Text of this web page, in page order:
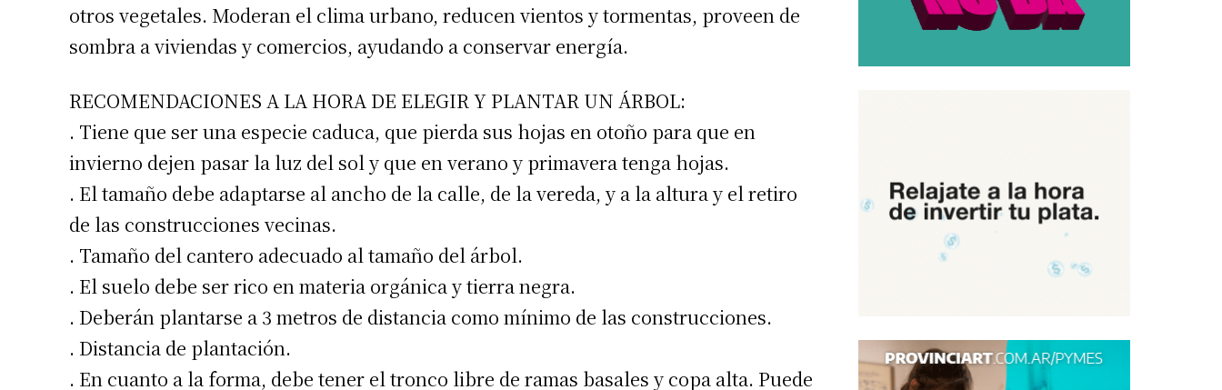
otros vegetales. Moderan el clima urbano, reducen vientos y tormentas, proveen de
sombra a viviendas y comercios, ayudando a conservar energía.
RECOMENDACIONES A LA HORA DE ELEGIR Y PLANTAR UN ÁRBOL:
. Tiene que ser una especie caduca, que pierda sus hojas en otoño para que en
invierno dejen pasar la luz del sol y que en verano y primavera tenga hojas.
. El tamaño debe adaptarse al ancho de la calle, de la vereda, y a la altura y el retiro
de las construcciones vecinas.
. Tamaño del cantero adecuado al tamaño del árbol.
. El suelo debe ser rico en materia orgánica y tierra negra.
. Deberán plantarse a 3 metros de distancia como mínimo de las construcciones.
. Distancia de plantación.
. En cuanto a la forma, debe tener el tronco libre de ramas basales y copa alta. Puede